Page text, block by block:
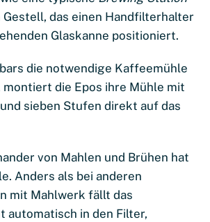
Gestell, das einen Handfilterhalter
Glaskanne positioniert.
die notwendige Kaffeemühle
die Epos ihre Mühle mit
sieben Stufen direkt auf das
von Mahlen und Brühen hat
Anders als bei anderen
mit Mahlwerk fällt das
automatisch in den Filter,